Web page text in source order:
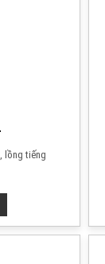
lồng tiếng